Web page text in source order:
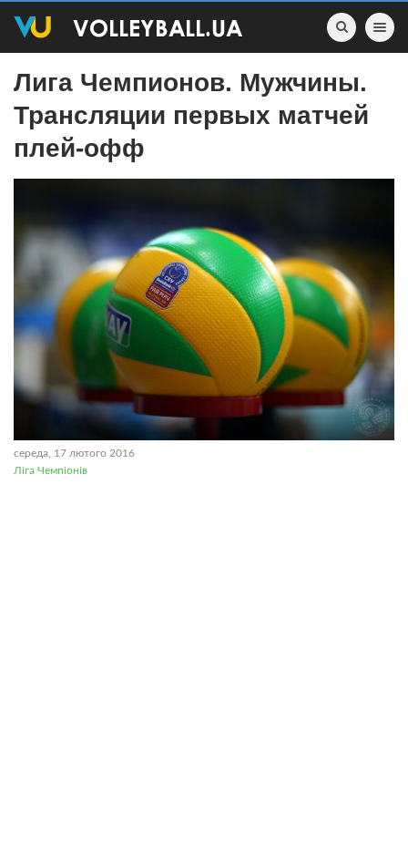
Toggle
Лига Чемпионов. Мужчины.
Трансляции первых матчей
плей-офф
середа, 17 лютого 2016
Ліга Чемпіонів